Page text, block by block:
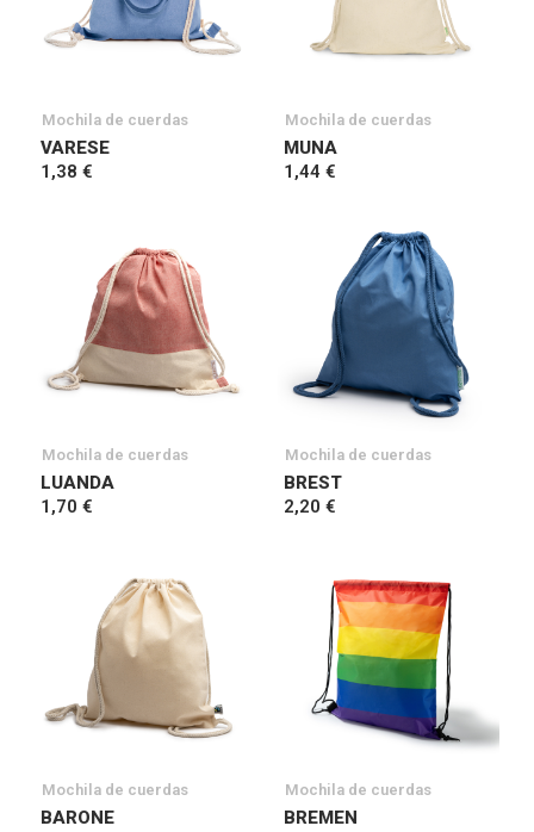
Mochila de cuerdas
VARESE
1,38 €
Mochila de cuerdas
MUNA
1,44 €
Mochila de cuerdas
LUANDA
1,70 €
Mochila de cuerdas
BREST
2,20 €
Mochila de cuerdas
BARONE
Mochila de cuerdas
BREMEN